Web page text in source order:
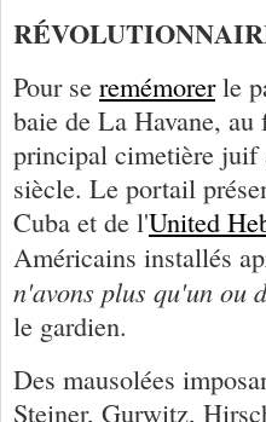
Pour se remémorerle
baie de La Havane, au
principal cimetière juif
siècle. Le portail
Cuba et de l'United
Américains installés
n'avons plus qu'un ou
le gardien.
Des mausolées
Steiner, Gurwitz,